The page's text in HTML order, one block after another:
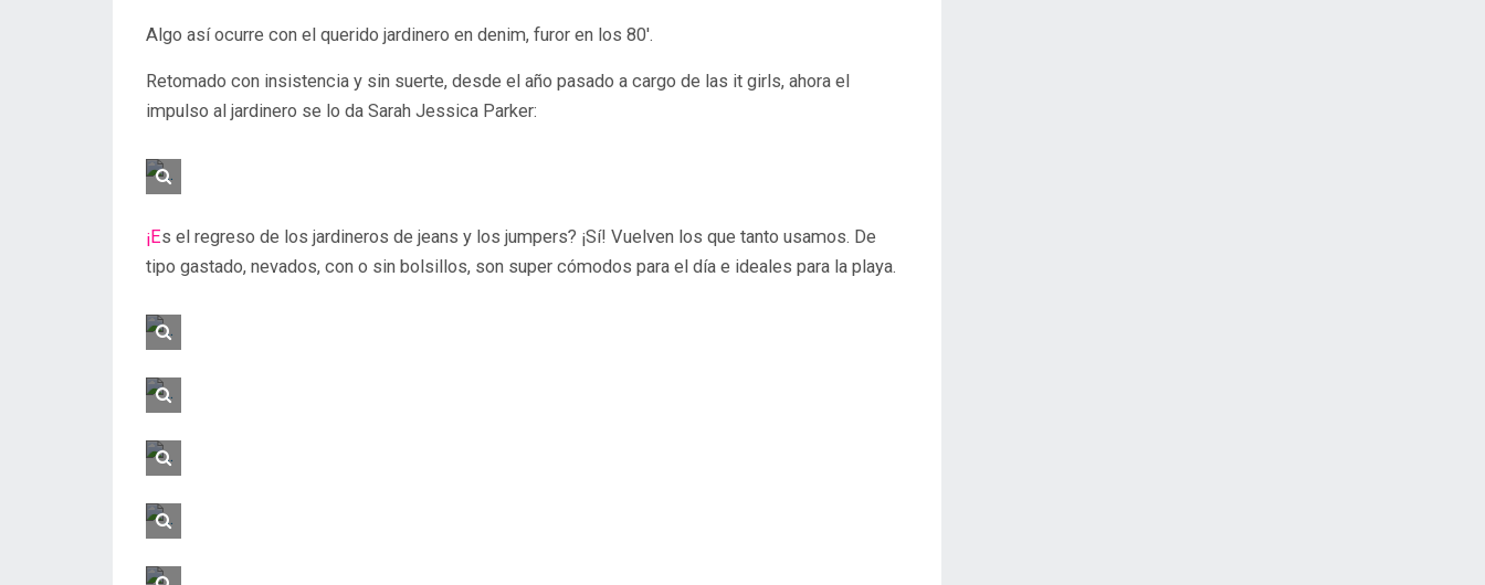
Algo así ocurre con el querido jardinero en denim, furor en los 80'.
Retomado con insistencia y sin suerte, desde el año pasado a cargo de las it girls, ahora el
impulso al jardinero se lo da Sarah Jessica Parker:
¡Es el regreso de los jardineros de jeans y los jumpers? ¡Sí! Vuelven los que tanto usamos. De
tipo gastado, nevados, con o sin bolsillos, son super cómodos para el día e ideales para la playa.